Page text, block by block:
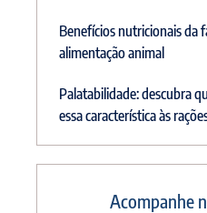
Benefícios nutricionais da
alimentação animal
Palatabilidade: descubra
essa característica às
Acompanhe